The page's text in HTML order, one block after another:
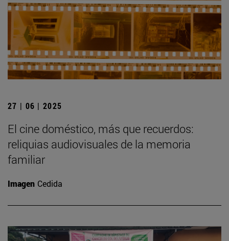
27 | 06 | 2025
El cine doméstico, más que recuerdos:
reliquias audiovisuales de la memoria
familiar
Imagen Cedida